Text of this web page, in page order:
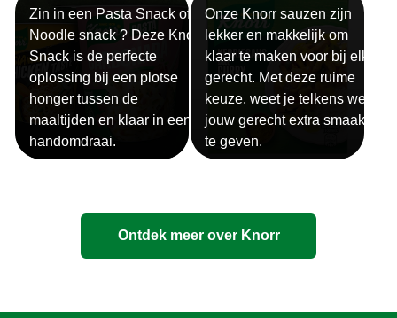
Zin in een Pasta Snack of
Noodle snack ? Deze Knorr
Snack is de perfecte
oplossing bij een plotse
honger tussen de
maaltijden en klaar in een
handomdraai.
Onze Knorr sauzen zijn
lekker en makkelijk om
klaar te maken voor bij elk
gerecht. Met deze ruime
keuze, weet je telkens weer
jouw gerecht extra smaak
te geven.
Ontdek meer over Knorr